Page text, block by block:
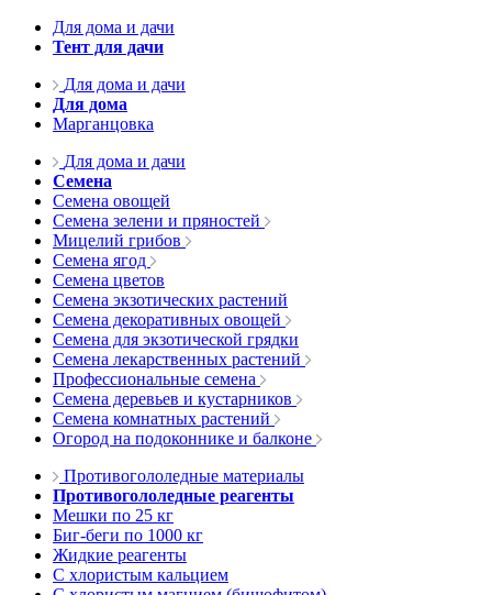
Для дома и дачи
Тент для дачи
Для дома и дачи
Для дома
Марганцовка
Для дома и дачи
Семена
Семена овощей
Семена зелени и пряностей
Мицелий грибов
Семена ягод
Семена цветов
Семена экзотических растений
Семена декоративных овощей
Семена для экзотической грядки
Семена лекарственных растений
Профессиональные семена
Семена деревьев и кустарников
Семена комнатных растений
Огород на подоконнике и балконе
Противогололедные материалы
Противогололедные реагенты
Мешки по 25 кг
Биг-беги по 1000 кг
Жидкие реагенты
С хлористым кальцием